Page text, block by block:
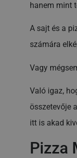
hanem mint
A sajt és a
számára
Vagy
Való igaz,
összetevője
itt is akad
Pizza